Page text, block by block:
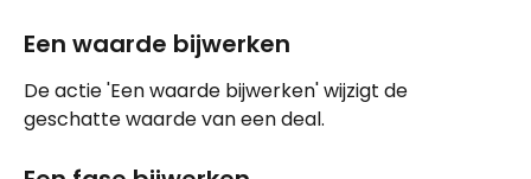
Een waarde bijwerken
De actie 'Een waarde bijwerken' wijzigt de
geschatte waarde van een deal.